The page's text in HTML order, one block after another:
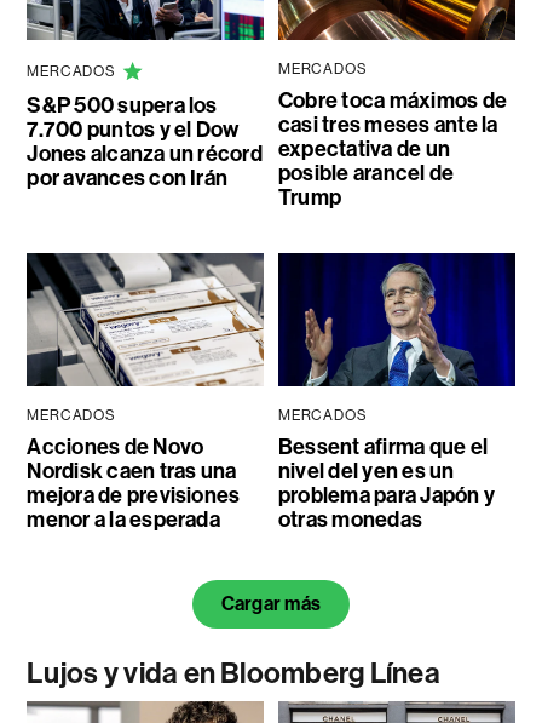
MERCADOS
S&P 500 supera los
7.700 puntos y el Dow
Jones alcanza un récord
por avances con Irán
MERCADOS
Cobre toca máximos de
casi tres meses ante la
expectativa de un
posible arancel de
Trump
MERCADOS
Acciones de Novo
Nordisk caen tras una
mejora de previsiones
menor a la esperada
MERCADOS
Bessent afirma que el
nivel del yen es un
problema para Japón y
otras monedas
Cargar más
Lujos y vida en Bloomberg Línea